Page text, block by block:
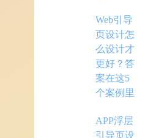
Web引导
页设计怎
么设计才
更好？答
案在这5
个案例里
APP浮层
引导页设